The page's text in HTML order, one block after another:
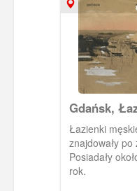
Gdańsk,
Łazienki
znajdowały
Posiadały
rok.